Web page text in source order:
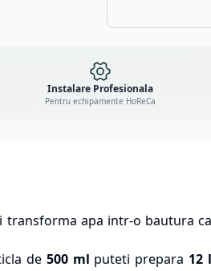
Instalare Profesionala
Pentru echipamente HoReCa
transforma apa intr-o bautura
de 500 ml puteti prepara 12 l